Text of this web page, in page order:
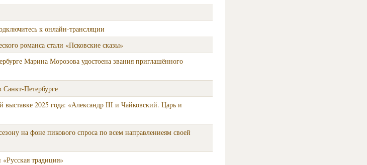
к онлайн-трансляции
романса стали «Псковские сказы»
Марина Морозова удостоена звания приглашённого
Петербурге
выставке 2025 года: «Александр III и Чайковский. Царь и
на фоне пикового спроса по всем направлениеям своей
традиция»